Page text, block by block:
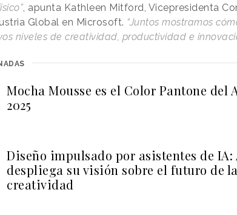
, apunta Kathleen Mitford, Vicepresidenta
Global en Microsoft. “Juntos mostramos
niveles de creatividad, productividad e
Mocha Mousse es el Color Pantone del
2025
Diseño impulsado por asistentes de IA:
despliega su visión sobre el futuro de la
creatividad